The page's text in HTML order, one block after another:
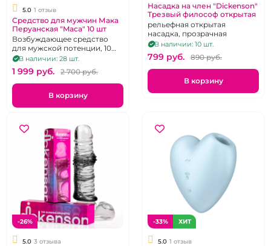
5.0 1 отзыв
Средство для мужчин Мака
Перуанская "Maca" 10 шт
Возбуждающее средство
для мужской потенции, 10
шт.В наличии: 28 шт.
1 999 pуб. 2 700 pуб.
В корзину
Насадка на член "Dickenson"
Трезвый философ открытая
рельефная открытая
насадка, прозрачная
В наличии: 10 шт.
799 pуб. 890 pуб.
В корзину
-26%
5.0 3 отзыва
-33% ХИТ
5.0 1 отзыв